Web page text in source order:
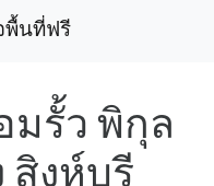
พื้นที่ฟรี
มรั้ว พิกุล
สิงห์บุรี